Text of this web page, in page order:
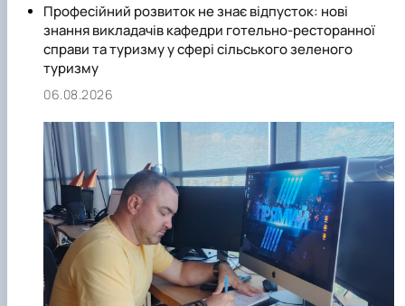
Професійний розвиток не знає відпусток: нові
знання викладачів кафедри готельно-ресторанної
справи та туризму у сфері сільського зеленого
туризму
06.08.2026